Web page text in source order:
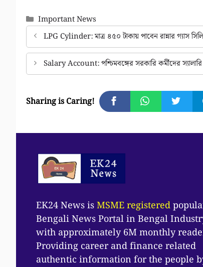
Categories
Important News
LPG Cylinder: মাত্র ৪৫০ টাকায় পাবেন রান্নার গ্যাস
Salary Account: পশ্চিমবঙ্গের সরকারি কর্মীদের
Sharing is Caring!
EK24 News isMSME registered
Bengali News Portal in Bengal
with approximately 6M monthly
Providing career and finance related
authentic information for the people